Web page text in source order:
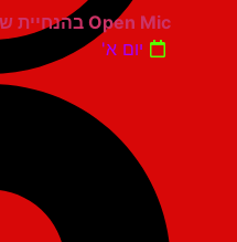
Open Mic בהנחיית שחר חסון
יום א'